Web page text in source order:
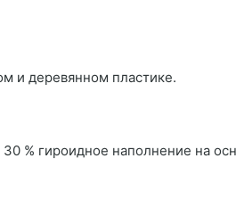
и деревянном пластике.
% гироидное наполнение на